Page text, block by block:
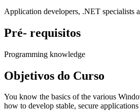
Application developers, .NET specialists
Pré- requisitos
Programming knowledge
Objetivos do Curso
You know the basics of the various
how to develop stable, secure